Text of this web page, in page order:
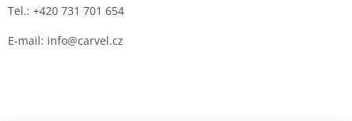
Tel.: +420 731 701 654
E-mail: info@carvel.cz